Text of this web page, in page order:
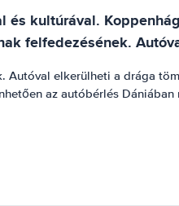
kultúrával.
felfedezésének.
Autóval elkerülheti a drága
az autóbérlés